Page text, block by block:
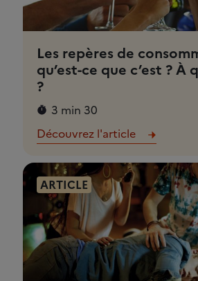
Les repères de
qu’est-ce que c’est ? À
?
3 min 30
Découvrez l'article
ARTICLE